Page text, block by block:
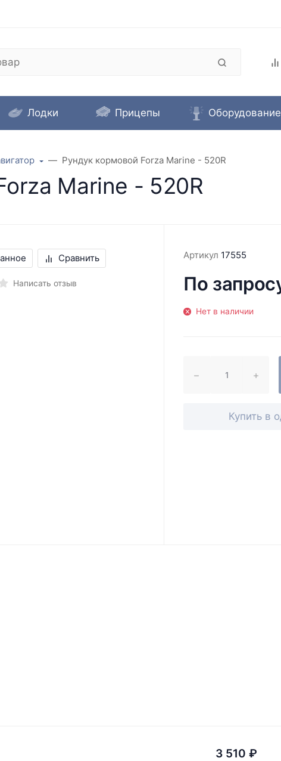
Лодки Прицепы Оборудование
Рундук кормовой Forza Marine - 520R
Marine - 520R
Сравнить
Написать отзыв
Артикул 17555
По
Нет в наличии
Купить в
3 510 ₽